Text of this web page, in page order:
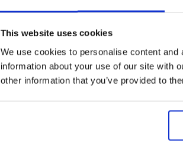
This website uses cookies
We use cookies to personalise content
information about your use of our site with
other information that you’ve provided to
BH Spacer Delicate
Flower
52,99 €
BH DIVA by
unwattiert
52,99 €